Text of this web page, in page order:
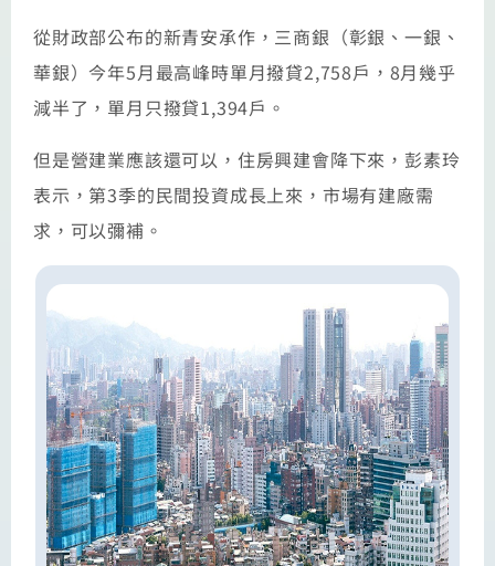
從財政部公布的新青安承作，三商銀（彰銀、一銀、
華銀）今年5月最高峰時單月撥貸2,758戶，8月幾乎
減半了，單月只撥貸1,394戶。
但是營建業應該還可以，住房興建會降下來，彭素玲
表示，第3季的民間投資成長上來，市場有建廠需
求，可以彌補。